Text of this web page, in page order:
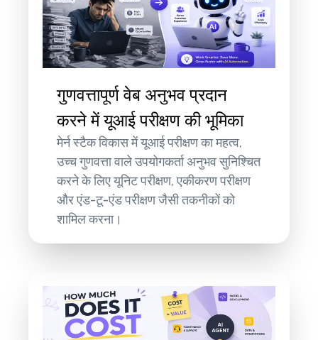
गुणवत्तापूर्ण वेब अनुभव प्रदान
करने में यूआई परीक्षण की भूमिका
मेर्न स्टैक विकास में यूआई परीक्षण का महत्व,
उच्च गुणवत्ता वाले उपयोगकर्ता अनुभव सुनिश्चित
करने के लिए यूनिट परीक्षण, एकीकरण परीक्षण
और एंड-टू-एंड परीक्षण जैसी तकनीकों को
शामिल करना।